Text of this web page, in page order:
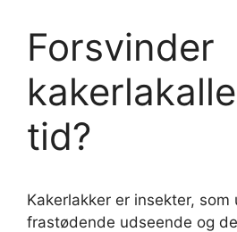
Forsvinder
tid?
Kakerlakker er insekter, som
frastødende udseende og